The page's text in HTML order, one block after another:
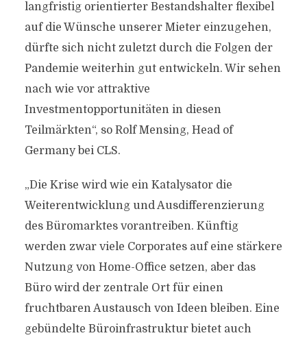
langfristig orientierter Bestandshalter flexibel
auf die Wünsche unserer Mieter einzugehen,
dürfte sich nicht zuletzt durch die Folgen der
Pandemie weiterhin gut entwickeln. Wir sehen
nach wie vor attraktive
Investmentopportunitäten in diesen
Teilmärkten“, so Rolf Mensing, Head of
Germany bei CLS.
„Die Krise wird wie ein Katalysator die
Weiterentwicklung und Ausdifferenzierung
des Büromarktes vorantreiben. Künftig
werden zwar viele Corporates auf eine stärkere
Nutzung von Home-Office setzen, aber das
Büro wird der zentrale Ort für einen
fruchtbaren Austausch von Ideen bleiben. Eine
gebündelte Büroinfrastruktur bietet auch